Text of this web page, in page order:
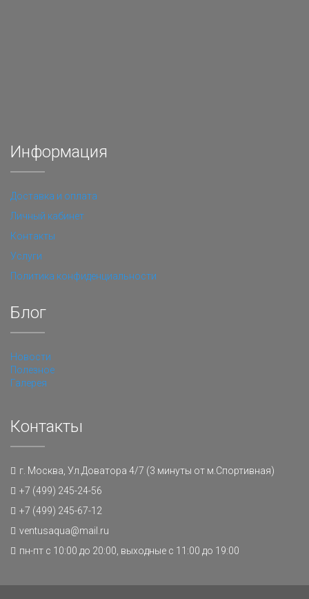
Информация
Доставка и оплата
Личный кабинет
Контакты
Услуги
Политика конфиденциальности
Блог
Новости
Полезное
Галерея
Контакты
г. Москва, Ул.Доватора 4/7 (3 минуты от м.Спортивная)
+7 (499) 245-24-56
+7 (499) 245-67-12
ventusaqua@mail.ru
пн-пт с 10:00 до 20:00, выходные с 11:00 до 19:00